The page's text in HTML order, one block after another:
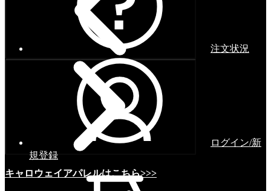
キャロウェイアパレルはこちら>>>
注文状況
ログイン/新
規登録